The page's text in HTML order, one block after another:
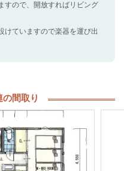
すので、開放すればリビング
ていますので楽器を運び出
間取り